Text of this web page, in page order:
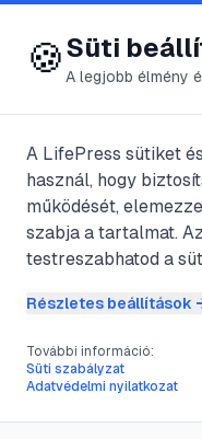
😍 LifePress
🏷️#
6cikk található ezzel
Gyanta vs.
🍪Süti
A legjobb élmény
A LifePress sütiket
használ, hogy
működését,
szabja a tartalmat.
testreszabhatod a
Részletes beállítások
További információ:
Süti szabályzat
Adatvédelmi nyilatkozat